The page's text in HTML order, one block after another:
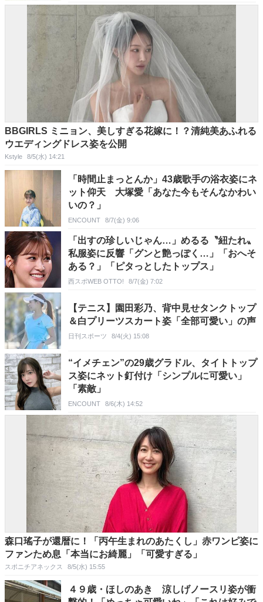
BBGIRLS ミニョン、美しすぎる花嫁に！？清純美あふれる
ウエディングドレス姿を公開
Kstyle 8/5(水) 14:21
「時間止まっとんか」43歳歌手の浴衣姿にネ
ット仰天 大塚愛「あなた今もそんなかわい
いの？」
ENCOUNT 8/7(金) 9:06
「出すの珍しいじゃん…」めるる〝紐たれ〟
私服姿に反響「グンと艶っぽく…」「おへそ
ある？」「ピタっとしたトップス」
西スポWEB OTTO! 8/7(金) 7:02
【テニス】園田彩乃、背中見せタンクトップ
＆白プリーツスカート姿「全部可愛い」の声
日刊スポーツ 8/4(火) 15:08
“イメチェン”の29歳グラドル、タイトトップ
ス姿にネット釘付け「シンプルに可愛い」
「素敵」
ENCOUNT 8/6(木) 14:52
森口瑤子が還暦に！「丙午生まれのあたくし」赤ワンピ姿に
ファンため息「本当にお綺麗」「可愛すぎる」
スポニチアネックス 8/5(水) 15:55
４９歳・ほしのあき 涼しげノースリ姿が衝